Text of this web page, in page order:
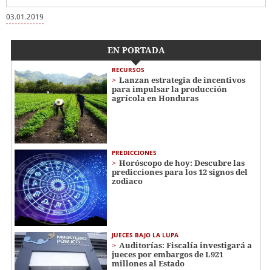
03.01.2019
EN PORTADA
RECURSOS
Lanzan estrategia de incentivos
para impulsar la producción
agrícola en Honduras
PREDICCIONES
Horóscopo de hoy: Descubre las
predicciones para los 12 signos del
zodiaco
JUECES BAJO LA LUPA
Auditorías: Fiscalía investigará a
jueces por embargos de L921
millones al Estado